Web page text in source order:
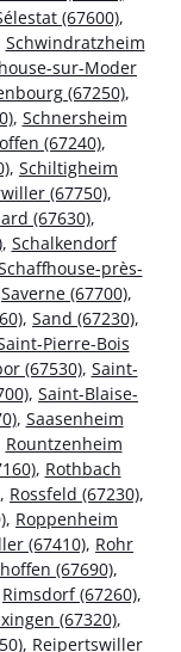
(67600),
Schwindratzheim
sur-Moder
(67250),
, Schnersheim
(67240),
, Schiltigheim
(67750),
(67630),
, Schalkendorf
près-
Saverne (67700),
, Sand (67230),
Pierre-Bois
(67530), Saint-
, Saint-Blaise-
, Saasenheim
Rountzenheim
, Rothbach
, Rossfeld (67230),
, Roppenheim
(67410), Rohr
(67690),
Rimsdorf (67260),
(67320),
, Reipertswiller